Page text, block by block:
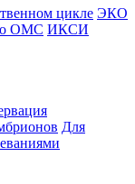
цикле ЭКО
ОМС ИКСИ
Для